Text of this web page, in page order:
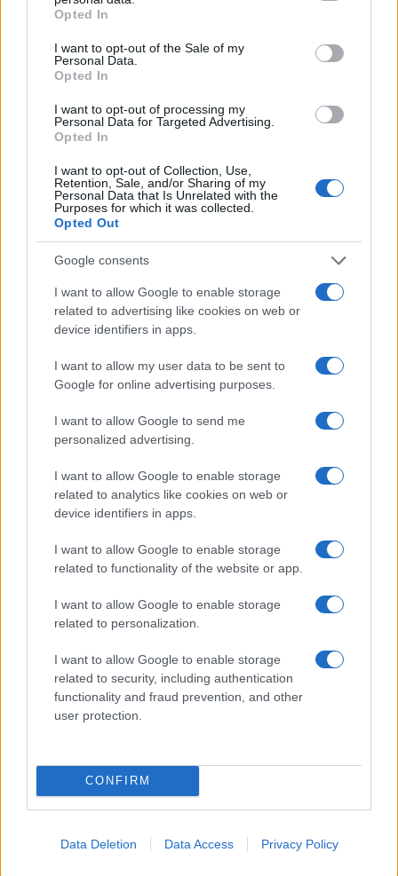
grant or deny consent to Google and its third-party tags to
use your data for below specified purposes in below Google
consent section.
Opted In
I want to opt-out of the Sale of my
Personal Data.
Opted In
I want to opt-out of processing my
Personal Data for Targeted Advertising.
Opted In
I want to opt-out of Collection, Use,
Retention, Sale, and/or Sharing of my
Personal Data that Is Unrelated with the
Purposes for which it was collected.
Opted Out
Google consents
I want to allow Google to enable storage
related to advertising like cookies on web or
device identifiers in apps.
I want to allow my user data to be sent to
Google for online advertising purposes.
I want to allow Google to send me
personalized advertising.
I want to allow Google to enable storage
related to analytics like cookies on web or
device identifiers in apps.
I want to allow Google to enable storage
related to functionality of the website or app.
I want to allow Google to enable storage
related to personalization.
I want to allow Google to enable storage
related to security, including authentication
functionality and fraud prevention, and other
user protection.
CONFIRM
Data Deletion Data Access Privacy Policy
Notizie in tempo reale?
GalluraOggi.it
daGoogle News
Condividi l'articolo
F
ce
b
o
o
k
T
it
te
r
Pi
te
re
st
W
h
at
s
A
p
p
S
a
Articolo precedente
Prossimo articolo
Gallura
Michelle Hunziker in Gallura, bella anche dal
Calangianus, dopo le polemiche il centro
accoglienza minori chiude